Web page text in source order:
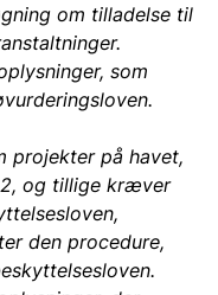
om tilladelse til
som
projekter på havet,
og tillige kræver
den procedure,